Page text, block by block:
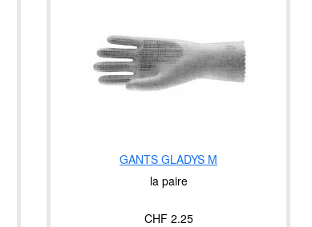
GANTS GLADYS M
la paire
CHF 2.25